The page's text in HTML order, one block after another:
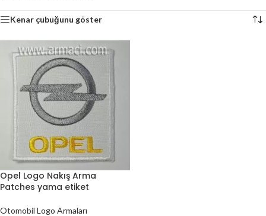
Kenar çubuğunu göster
Opel Logo Nakış Arma
Patches yama etiket
Otomobil Logo Armaları